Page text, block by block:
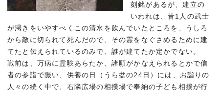
刻銘があるが、建立の
いわれは、昔1人の武士
が渇きをいやすべくこの清水を飲んでいたところを、うしろ
から敵に切られて死んだので、その霊をなぐさめるために建
てたと伝えられているのみで、誰が建てたか定かでない。
戦前は、万病に霊験あらたか、諸願がかなえられるとかで信
者の参詣で賑い、供養の日（うら盆の24日）には、お詣りの
人々の続く中で、右隣広場の相撲場で奉納の子ども相撲が行